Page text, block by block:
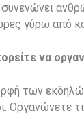
συνενώνει
γύρω από
να
των
Οργανώνετε